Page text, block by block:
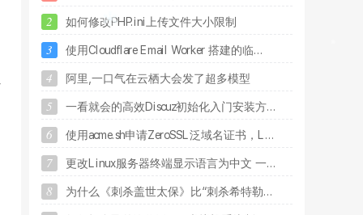
2 如何修改PH P.ini 上传文件大小限制
3 使用C oudf are Emai Worker 搭建的临...
4 阿里 一口气在云栖大会发了超多模型
5 一看就会的高效Discuz初始化入 门安装方...
6 使用acme.sh申请ZeroSSL泛域名证书 ， L ...
7 更改Linux服务器终端显示语言为中文 一...
8 为什么 《刺杀盖世太保》 比“刺杀希特勒...